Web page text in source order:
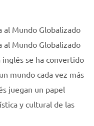
al Mundo Globalizado
al Mundo Globalizado
se ha convertido
mundo cada vez más
juegan un papel
y cultural de las